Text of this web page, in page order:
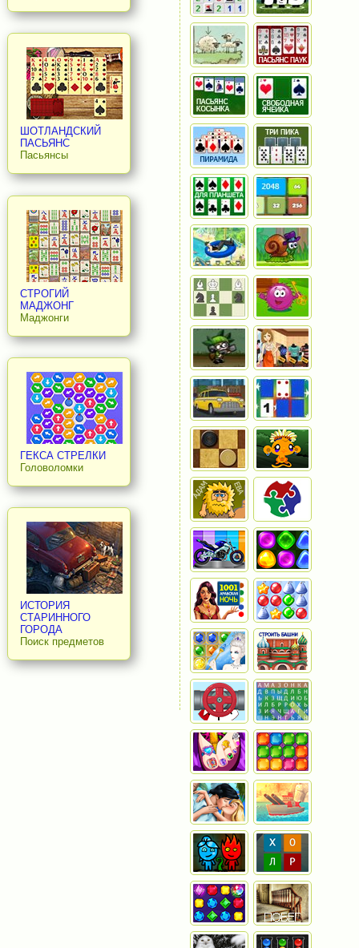
ШОТЛАНДСКИЙ
ПАСЬЯНС
Пасьянсы
СТРОГИЙ
МАДЖОНГ
Маджонги
ГЕКСА СТРЕЛКИ
Головоломки
ИСТОРИЯ
СТАРИННОГО
ГОРОДА
Поиск предметов